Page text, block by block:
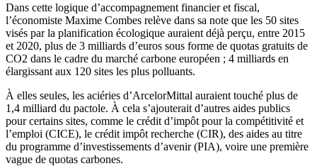
Dans cette logique d’accompagnement financier et fiscal,
l’économiste Maxime Combes relève dans sa note que les 50 sites
visés par la planification écologique auraient déjà perçu, entre 2015
et 2020, plus de 3 milliards d’euros sous forme de quotas gratuits de
CO2 dans le cadre du marché carbone européen ; 4 milliards en
élargissant aux 120 sites les plus polluants.
À elles seules, les aciéries d’ArcelorMittal auraient touché plus de
1,4 milliard du pactole. À cela s’ajouterait d’autres aides publics
pour certains sites, comme le crédit d’impôt pour la compétitivité et
l’emploi (CICE), le crédit impôt recherche (CIR), des aides au titre
du programme d’investissements d’avenir (PIA), voire une première
vague de quotas carbones.